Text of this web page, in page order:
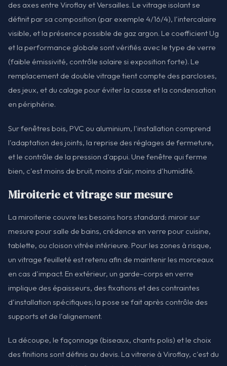
des axes entre Viroflay et Versailles. Le vitrage isolant se
définit par sa composition (par exemple 4/16/4), l'intercalaire
visible, et la présence possible de gaz argon. Le coefficient Ug
et la performance globale sont vérifiés avec le type de verre
(faible émissivité, contrôle solaire si exposition forte). Le
remplacement de double vitrage tient compte des parcloses,
des jeux, et du calage pour éviter la casse et la condensation
en périphérie.
Sur fenêtres bois, PVC ou aluminium, l'installation comprend
l'adaptation des joints, la reprise des réglages de fermeture,
et le contrôle de la pression d'appui. Une fenêtre qui ferme
bien, c'est moins de bruit, moins d'air, moins d'humidité.
Miroiterie et vitrage sur mesure
La miroiterie couvre les besoins hors standard: miroir sur
mesure pour salle de bains, crédence en verre pour cuisine,
tablette, ou cloison vitrée intérieure. Pour les zones à risque,
un vitrage feuilleté est retenu afin de maintenir les morceaux
en cas d'impact. En extérieur, un garde-corps en verre
implique des épaisseurs, des fixations et des contraintes
d'installation spécifiques; la pose se fait après contrôle des
supports et de l'alignement.
La découpe, le façonnage (biseaux, chants polis) et le choix
des finitions sont définis au devis. La vitrerie à Viroflay, c'est du